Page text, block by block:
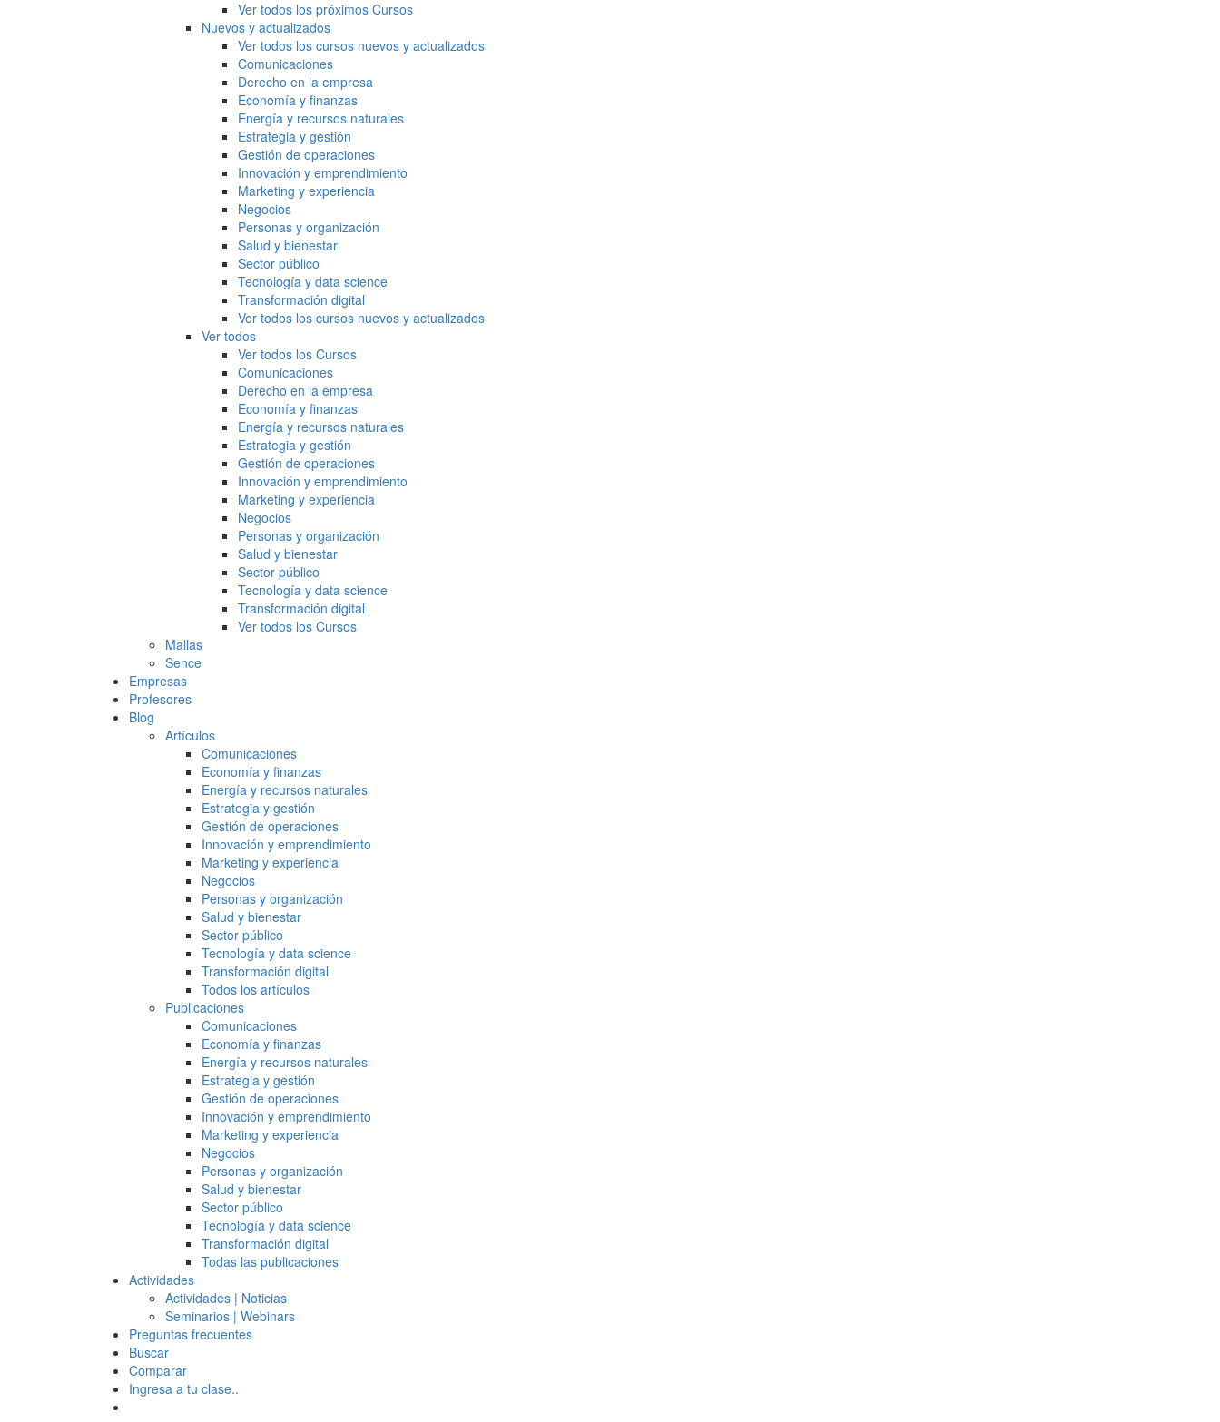
Ver todos los próximos Cursos
Nuevos y actualizados
Ver todos los cursos nuevos y actualizados
Comunicaciones
Derecho en la empresa
Economía y finanzas
Energía y recursos naturales
Estrategia y gestión
Gestión de operaciones
Innovación y emprendimiento
Marketing y experiencia
Negocios
Personas y organización
Salud y bienestar
Sector público
Tecnología y data science
Transformación digital
Ver todos los cursos nuevos y actualizados
Ver todos
Ver todos los Cursos
Comunicaciones
Derecho en la empresa
Economía y finanzas
Energía y recursos naturales
Estrategia y gestión
Gestión de operaciones
Innovación y emprendimiento
Marketing y experiencia
Negocios
Personas y organización
Salud y bienestar
Sector público
Tecnología y data science
Transformación digital
Ver todos los Cursos
Mallas
Sence
Empresas
Profesores
Blog
Artículos
Comunicaciones
Economía y finanzas
Energía y recursos naturales
Estrategia y gestión
Gestión de operaciones
Innovación y emprendimiento
Marketing y experiencia
Negocios
Personas y organización
Salud y bienestar
Sector público
Tecnología y data science
Transformación digital
Todos los artículos
Publicaciones
Comunicaciones
Economía y finanzas
Energía y recursos naturales
Estrategia y gestión
Gestión de operaciones
Innovación y emprendimiento
Marketing y experiencia
Negocios
Personas y organización
Salud y bienestar
Sector público
Tecnología y data science
Transformación digital
Todas las publicaciones
Actividades
Actividades | Noticias
Seminarios | Webinars
Preguntas frecuentes
Buscar
Comparar
Ingresa a tu clase..